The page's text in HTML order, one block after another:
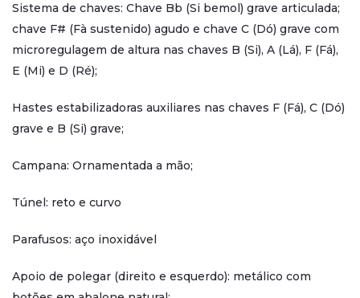
Sistema de chaves: Chave Bb (Si bemol) grave articulada;
chave F# (Fà sustenido) agudo e chave C (Dó) grave com
microregulagem de altura nas chaves B (Si), A (Lá), F (Fá),
E (Mi) e D (Ré);
Hastes estabilizadoras auxiliares nas chaves F (Fá), C (Dó)
grave e B (Si) grave;
Campana: Ornamentada a mão;
Túnel: reto e curvo
Parafusos: aço inoxidável
Apoio de polegar (direito e esquerdo): metálico com